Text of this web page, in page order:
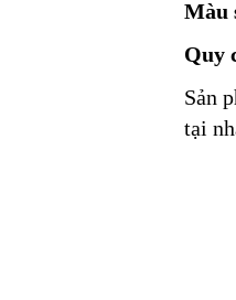
Màu
Quy
Sản
tại